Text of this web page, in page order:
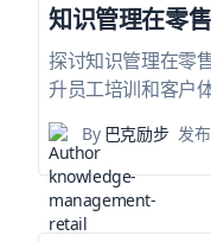
知识管理在零
探讨知识管理在零
升员工培训和客户体
By巴克励步 发布